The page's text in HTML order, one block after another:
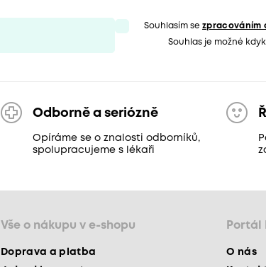
Souhlasím sezpracováním
Souhlas je možné
Odborně a seriózně
Opíráme se o znalosti odborníků,
spolupracujeme s lékaři
Vše o nákupu v e-shopu
Doprava a platba
Portál
O nás